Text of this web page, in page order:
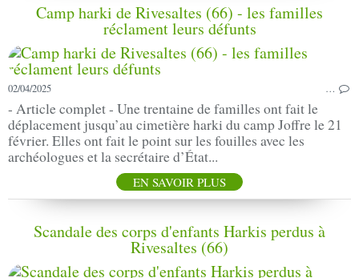
Camp harki de Rivesaltes (66) - les familles
réclament leurs défunts
02/04/2025 …
- Article complet - Une trentaine de familles ont fait le
déplacement jusqu’au cimetière harki du camp Joffre le 21
février. Elles ont fait le point sur les fouilles avec les
archéologues et la secrétaire d’État...
EN SAVOIR PLUS
Scandale des corps d'enfants Harkis perdus à
Rivesaltes (66)